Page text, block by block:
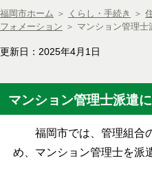
福岡市ホーム ＞ くらし・手続き ＞
フォメーション ＞ マンション管理士
更新日：2025年4月1日
マンション管理士派遣
福岡市では、管理組合の
め、マンション管理士を派